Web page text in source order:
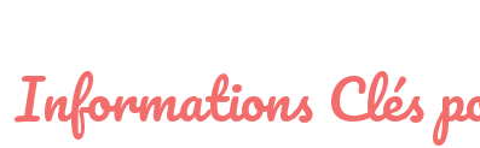
Informations Clés